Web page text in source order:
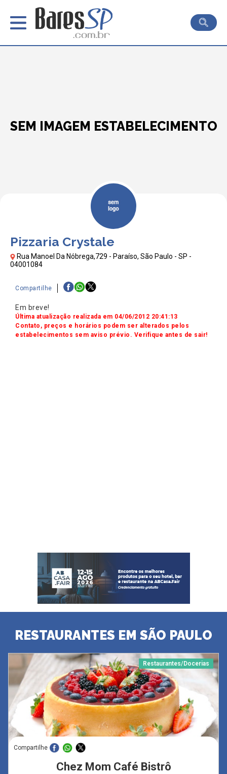
SEM IMAGEM ESTABELECIMENTO
Pizzaria Crystale
Rua Manoel Da Nóbrega,729 - Paraíso, São Paulo - SP -
04001084
Compartilhe
Em breve!
Última atualização realizada em 04/06/2012 20:41:13
Contato, preços e horários podem ser alterados pelos
estabelecimentos sem aviso prévio. Verifique antes de sair!
RESTAURANTES EM SÃO PAULO
Restaurantes/Docerias
Compartilhe
Chez Mom Café Bistrô